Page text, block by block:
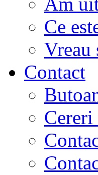
Ce
Vreau
Contact